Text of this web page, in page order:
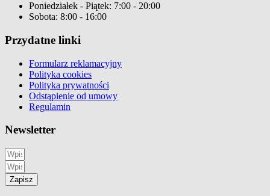
Poniedziałek - Piątek: 7:00 - 20:00
Sobota: 8:00 - 16:00
Przydatne linki
Formularz reklamacyjny
Polityka cookies
Polityka prywatności
Odstąpienie od umowy
Regulamin
Newsletter
Zapisz